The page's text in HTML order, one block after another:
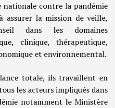
nationale contre la pandémie
assurer la mission de veille,
dans les domaines
clinique, thérapeutique,
et environnemental.
totale, ils travaillent en
les acteurs impliqués dans
notamment le Ministère